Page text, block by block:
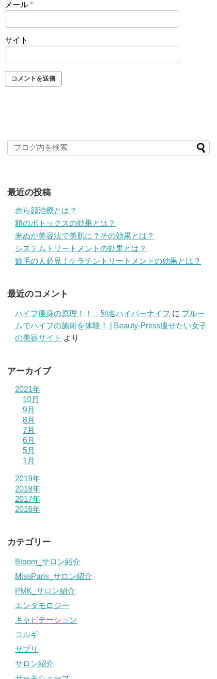
メール *
サイト
最近の投稿
赤ら顔治療とは？
額のボトックスの効果とは？
米ぬか美容法で美肌に？その効果とは？
システムトリートメントの効果とは？
癖毛の人必見！ケラチントリートメントの効果とは？
最近のコメント
ハイフ痩身の原理！！ 別名ハイパーナイフ に ブルー
ムでハイフの施術を体験！ | Beauty-Press痩せたい女子
の美容サイト より
アーカイブ
2021年
10月
9月
8月
7月
6月
5月
1月
2019年
2018年
2017年
2016年
カテゴリー
Bloom_サロン紹介
MissParis_サロン紹介
PMK_サロン紹介
エンダモロジー
キャビテーション
コルギ
サプリ
サロン紹介